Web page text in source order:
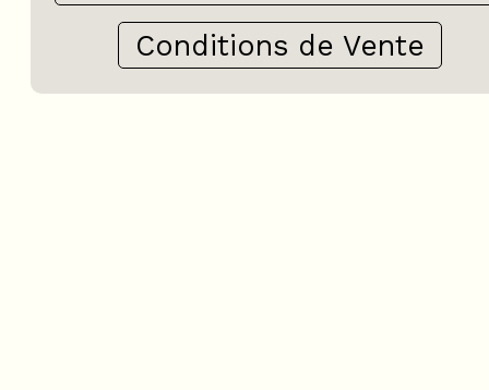
Conditions de Vente